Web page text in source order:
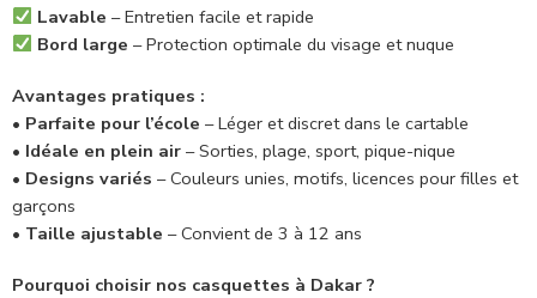
Lavable – Entretien facile et rapide
Bord large – Protection optimale du visage et nuque
Avantages pratiques :
• Parfaite pour l’école – Léger et discret dans le cartable
• Idéale en plein air – Sorties, plage, sport, pique-nique
• Designs variés – Couleurs unies, motifs, licences pour filles et
garçons
• Taille ajustable – Convient de 3 à 12 ans
Pourquoi choisir nos casquettes à Dakar ?